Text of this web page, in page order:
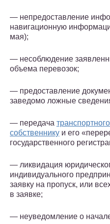
— непредоставление
навигационную
мая);
— несоблюдение
объема перевозок;
— предоставление
заведомо ложные
— передача
собственнику и его
государственного
— ликвидация
индивидуального
заявку на пропуск, или
в заявке;
— неуведомление о